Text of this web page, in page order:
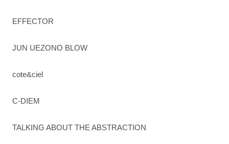
EFFECTOR
JUN UEZONO BLOW
cote&ciel
C-DIEM
TALKING ABOUT THE ABSTRACTION